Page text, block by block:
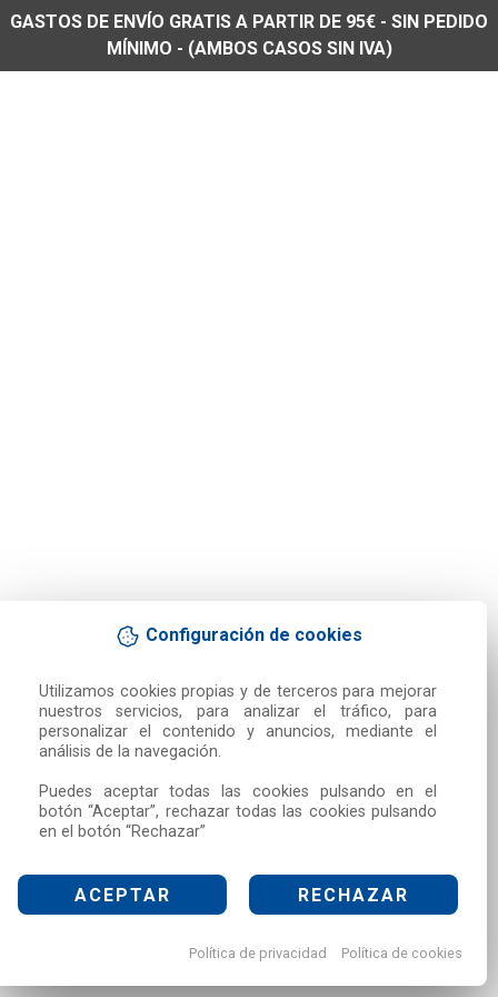
Configuración de cookies
Utilizamos cookies propias y de terceros para mejorar
nuestros servicios, para analizar el tráfico, para
personalizar el contenido y anuncios, mediante el
análisis de la navegación.
Puedes aceptar todas las cookies pulsando en el
botón “Aceptar”, rechazar todas las cookies pulsando
en el botón “Rechazar”
ACEPTAR RECHAZAR
Política de privacidad Política de cookies
GASTOS DE ENVÍO GRATIS A PARTIR DE 95€ - SIN PEDIDO
MÍNIMO - (AMBOS CASOS SIN IVA)